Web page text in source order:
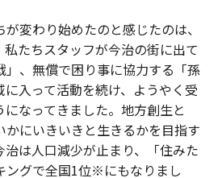
変わり始めたのと感じたのは、
たちスタッフが今治の街に出て
」、無償で困り事に協力する「孫
入って活動を続け、ようやく受
なってきました。地方創生と
かにいきいきと生きるかを目指す
は人口減少が止まり、「住みた
ングで全国1位※にもなりまし